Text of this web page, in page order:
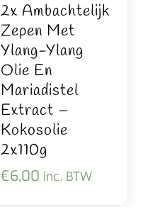
2x Ambachtelijk
Zepen Met
Ylang-Ylang
Olie En
Mariadistel
Extract –
Kokosolie
2x110g
€6,00 inc. BTW